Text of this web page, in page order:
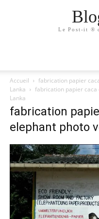
Le Post-it ®
Accueil
fabrication papier
Lanka
fabrication papier caca
Lanka
fabrication
elephant photo